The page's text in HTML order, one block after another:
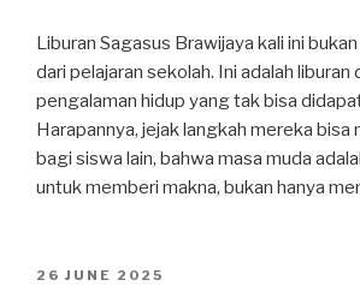
Liburan Sagasus Brawijaya kali ini
dari pelajaran sekolah. Ini adalah liburan
pengalaman hidup yang tak bisa
Harapannya, jejak langkah mereka bisa
bagi siswa lain, bahwa masa muda
untuk memberi makna, bukan hanya
26 JUNE 2025